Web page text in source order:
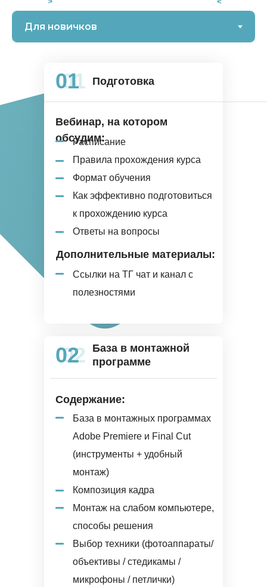
01
01 Подготовка
Вебинар, на котором
обсудим:
Расписание
Правила прохождения курса
Формат обучения
Как эффективно подготовиться
к прохождению курса
Ответы на вопросы
Дополнительные материалы:
Ссылки на ТГ чат и канал с
полезностями
02
02
База в монтажной
программе
Содержание:
База в монтажных программах
Adobe Premiere и Final Cut
(инструменты + удобный
монтаж)
Композиция кадра
Монтаж на слабом компьютере,
способы решения
Выбор техники (фотоаппараты/
объективы / стедикамы /
микрофоны / петлички)